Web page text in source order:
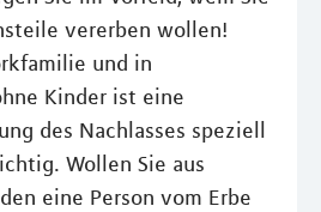
vererben wollen!
und in
Kinder ist eine
des Nachlasses speziell
Wollen Sie aus
eine Person vom Erbe